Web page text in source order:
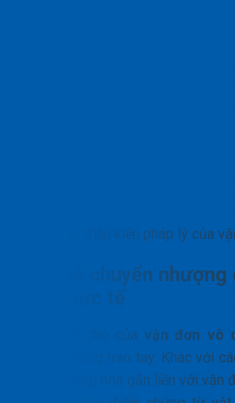
Các điều kiện pháp lý của
Cơ chế chuyển
hữu thực tế
Điểm đặc thù của vận đơn vô
nhượng bằng trao tay. Khác với
sở hữu hàng hóa gắn liền với